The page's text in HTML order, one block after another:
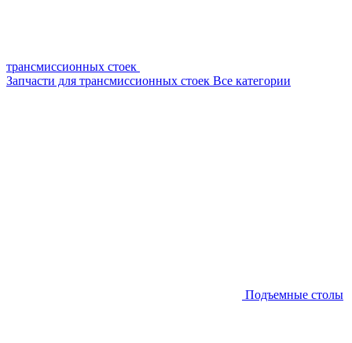
трансмиссионных стоек
Запчасти для трансмиссионных стоек Все категории
Подъемные столы